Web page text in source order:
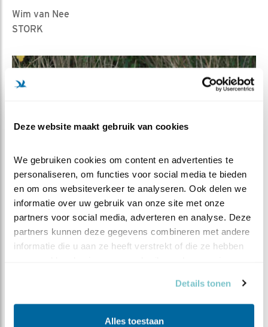
Deze website maakt gebruik van cookies
We gebruiken cookies om content en advertenties te
personaliseren, om functies voor social media te bieden
en om ons websiteverkeer te analyseren. Ook delen we
informatie over uw gebruik van onze site met onze
partners voor social media, adverteren en analyse. Deze
partners kunnen deze gegevens combineren met andere
informatie die u aan ze heeft verstrekt of die ze hebben
Details tonen
Alles toestaan
Wim van Nee
STORK
Lente blogs